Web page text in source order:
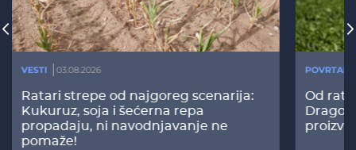
VESTI 03.08.2026
Ratari strepe od najgoreg scenarija:
Kukuruz, soja i šećerna repa
propadaju, ni navodnjavanje ne
pomaže!
Od